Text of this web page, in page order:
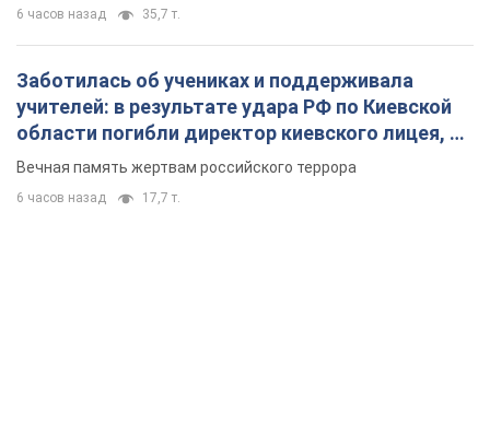
6 часов назад 35,7 т.
Заботилась об учениках и поддерживала
учителей: в результате удара РФ по Киевской
области погибли директор киевского лицея, её
муж и внук
Вечная память жертвам российского террора
6 часов назад 17,7 т.